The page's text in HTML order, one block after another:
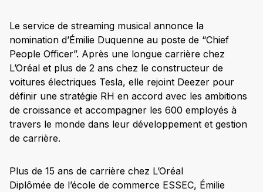
Le service de streaming musical annonce la
nomination d’Émilie Duquenne au poste de “Chief
People Officer”. Après une longue carrière chez
L’Oréal et plus de 2 ans chez le constructeur de
voitures électriques Tesla, elle rejoint Deezer pour
définir une stratégie RH en accord avec les ambitions
de croissance et accompagner les 600 employés à
travers le monde dans leur développement et gestion
de carrière.
Plus de 15 ans de carrière chez L’Oréal
Diplômée de l’école de commerce ESSEC, Émilie